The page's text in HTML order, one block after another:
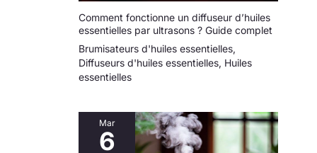
Comment fonctionne un diffuseur d’huiles
essentielles par ultrasons ? Guide complet
Brumisateurs d'huiles essentielles,
Diffuseurs d'huiles essentielles, Huiles
essentielles
Mar
6